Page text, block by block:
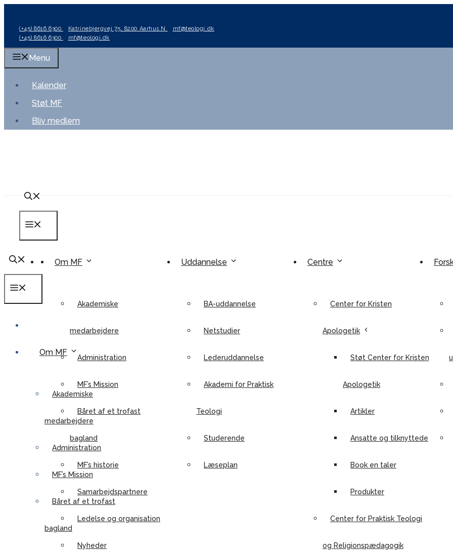
indhold
(+45) 8616 6300 Katrinebjergvej 75, 8200 Aarhus N
mf@teologi.dk
(+45) 8616 6300
mf@teologi.dk
Menu
Kalender
Støt MF
Bliv medlem
Om MF
Akademiske
medarbejdere
Administration
MF’s Mission
Båret af et trofast
bagland
MF’s historie
Samarbejdspartnere
Ledelse og organisation
Nyheder
Uddannelse
BA-uddannelse
Netstudier
Lederuddannelse
Akademi for Praktisk
Teologi
Studerende
Læseplan
Centre
Center for Kristen
Apologetik
Støt Center for Kristen
Apologetik
Artikler
Ansatte og tilknyttede
Book en taler
Produkter
Center for Praktisk Teologi
og Religionspædagogik
Om MF
Akademiske
medarbejdere
Administration
MF’s Mission
Båret af et trofast
bagland